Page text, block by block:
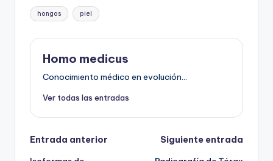
Etiquetas:
hongos piel
Homo medicus
Conocimiento médico en evolución...
Ver todas las entradas
Navegación
Entrada anterior
Siguiente entrada